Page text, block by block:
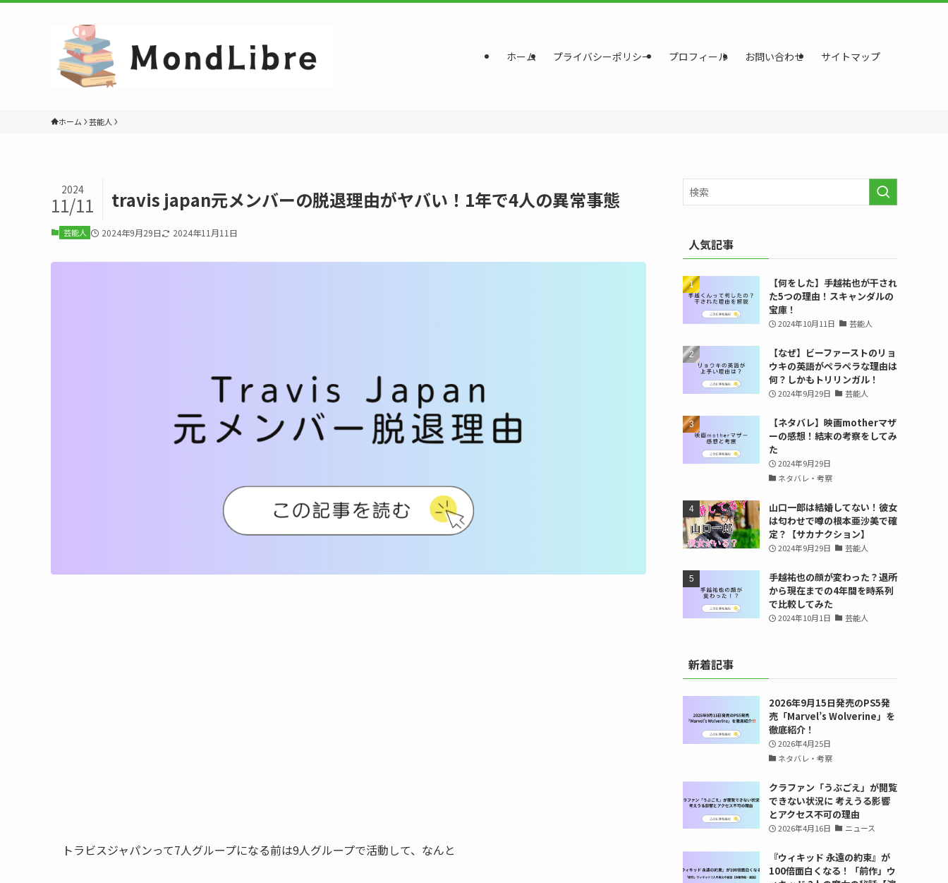
ホーム プライバシーポリシー プロフィール お問い合わせ サイトマップ
ホーム 芸能人
travis japan元メンバーの脱退理由がヤバい！1年で4人の異常事態
2024
11/11
芸能人 2024年9月29日 2024年11月11日
トラビスジャパンって7人グループになる前は9人グループで活動して、なんと
人気記事
【何をした】手越祐也が干され
た5つの理由！スキャンダルの
宝庫！
2024年10月11日 芸能人
【なぜ】ビーファーストのリョ
ウキの英語がペラペラな理由は
何？しかもトリリンガル！
2024年9月29日 芸能人
【ネタバレ】映画motherマザ
ーの感想！結末の考察をしてみ
た
2024年9月29日
ネタバレ・考察
山口一郎は結婚してない！彼女
は匂わせで噂の根本亜沙美で確
定？【サカナクション】
2024年9月29日 芸能人
手越祐也の顔が変わった？退所
から現在までの4年間を時系列
で比較してみた
2024年10月1日 芸能人
新着記事
2026年9月15日発売のPS5発
売「Marvel’s Wolverine」を
徹底紹介！
2026年4月25日
ネタバレ・考察
クラファン「うぶごえ」が閲覧
できない状況に 考えうる影響
とアクセス不可の理由
2026年4月16日 ニュース
『ウィキッド 永遠の約束』が
100倍面白くなる！「前作」ウ